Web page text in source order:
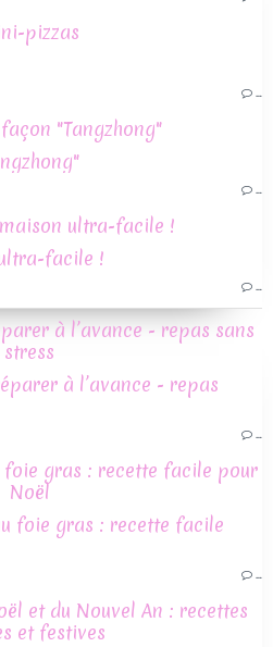
pizzas
…
"Tangzhong"
…
ultra-facile !
…
à l’avance - repas sans
stress
…
foie gras : recette facile pour
Noël
…
et du Nouvel An : recettes
et festives